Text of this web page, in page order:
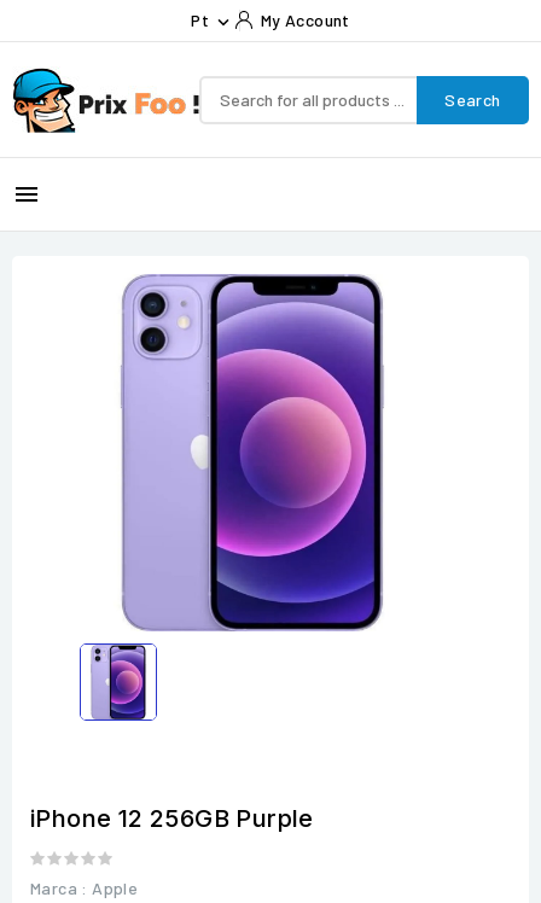
Pt  My Account
Search

iPhone 12 256GB Purple
Marca : Apple